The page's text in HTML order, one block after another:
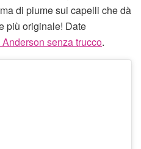
di piume sui capelli che dà
più originale! Date
senza trucco.